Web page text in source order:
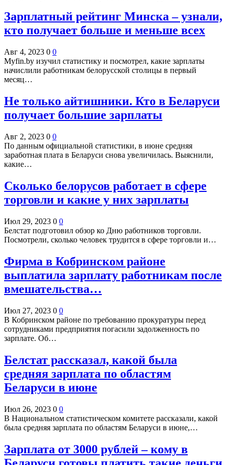
Зарплатный рейтинг Минска – узнали,
кто получает больше и меньше всех
Авг 4, 2023 0 0
Myfin.by изучил статистику и посмотрел, какие зарплаты
начислили работникам белорусской столицы в первый
месяц…
Не только айтишники. Кто в Беларуси
получает большие зарплаты
Авг 2, 2023 0 0
По данным официальной статистики, в июне средняя
заработная плата в Беларуси снова увеличилась. Выяснили,
какие…
Сколько белорусов работает в сфере
торговли и какие у них зарплаты
Июл 29, 2023 0 0
Белстат подготовил обзор ко Дню работников торговли.
Посмотрели, сколько человек трудится в сфере торговли и…
Фирма в Кобринском районе
выплатила зарплату работникам после
вмешательства…
Июл 27, 2023 0 0
В Кобринском районе по требованию прокуратуры перед
сотрудниками предприятия погасили задолженность по
зарплате. Об…
Белстат рассказал, какой была
средняя зарплата по областям
Беларуси в июне
Июл 26, 2023 0 0
В Национальном статистическом комитете рассказали, какой
была средняя зарплата по областям Беларуси в июне,…
Зарплата от 3000 рублей – кому в